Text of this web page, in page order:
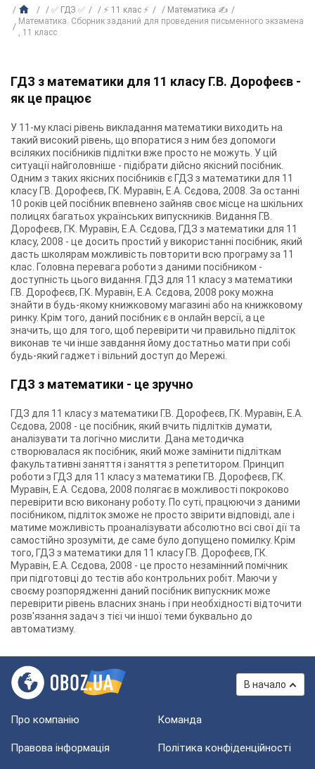
✅ ГДЗ ✅ ⚡ 11 клас ⚡
Математика ✍
Математика. Сборник заданий для проведения письменного экзамена
, 11 класс
ГДЗ з математики для 11 класу Г.В. Дорофеєв -
як це працює
У 11-му класі рівень викладання математики виходить на
такий високий рівень, що впоратися з ним без допомоги
всіляких посібників підлітки вже просто не можуть. У цій
ситуації найголовніше - підібрати дійсно якісний посібник.
Одним з таких якісних посібників є ГДЗ з математики для 11
класу Г.В. Дорофеєв, Г.К. Муравін, Е.А. Сєдова, 2008. За останні
10 років цей посібник впевнено зайняв своє місце на шкільних
полицях багатьох українських випускників. Видання Г.В.
Дорофеєв, Г.К. Муравін, Е.А. Сєдова, ГДЗ з математики для 11
класу, 2008 - це досить простий у використанні посібник, який
дасть школярам можливість повторити всю програму за 11
клас. Головна перевага роботи з даними посібником -
доступність цього видання. ГДЗ для 11 класу з математики
Г.В. Дорофеєв, Г.К. Муравін, Е.А. Сєдова, 2008 року можна
знайти в будь-якому книжковому магазині або на книжковому
ринку. Крім того, даний посібник є в онлайн версії, а це
значить, що для того, щоб перевірити чи правильно підліток
виконав те чи інше завдання йому достатньо мати при собі
будь-який гаджет і вільний доступ до Мережі.
ГДЗ з математики - це зручно
ГДЗ для 11 класу з математики Г.В. Дорофеєв, Г.К. Муравін, Е.А.
Сєдова, 2008 - це посібник, який вчить підлітків думати,
аналізувати та логічно мислити. Дана методичка
створювалася як посібник, який може замінити підліткам
факультативні заняття і заняття з репетитором. Принцип
роботи з ГДЗ для 11 класу з математики Г.В. Дорофеєв, Г.К.
Муравін, Е.А. Сєдова, 2008 полягає в можливості покроково
перевірити всю виконану роботу. По суті, працюючи з даними
посібником, підліток зможе не просто звірити відповіді, але і
матиме можливість проаналізувати абсолютно всі свої дії та
самостійно зрозуміти, де саме було допущено помилку. Крім
того, ГДЗ з математики для 11 класу Г.В. Дорофеєв, Г.К.
Муравін, Е.А. Сєдова, 2008 - це просто незамінний помічник
при підготовці до тестів або контрольних робіт. Маючи у
своєму розпорядженні даний посібник випускник може
перевірити рівень власних знань і при необхідності відточити
розв'язання задач з тієї чи іншої теми буквально до
автоматизму.
В начало
Про компанію Команда
Правова інформація Політика конфіденційності